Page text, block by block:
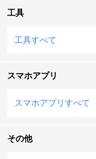
工具
工具すべて
スマホアプリ
スマホアプリすべて
その他